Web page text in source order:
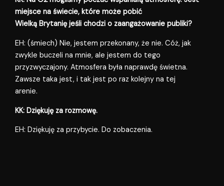
miejsce na świecie, które może pobić
Wielką Brytanię jeśli chodzi o zaangażowanie publiki?
EH: (śmiech) Nie, jestem przekonany, że nie. Cóż, jak
zwykle buczeli na mnie, ale jestem do tego
przyzwyczajony. Atmosfera była naprawdę świetna.
Zawsze taka jest, i tak jest po raz kolejny na tej
arenie.
KK: Dziękuję za rozmowę.
EH: Dziękuję za przybycie. Do zobaczenia.